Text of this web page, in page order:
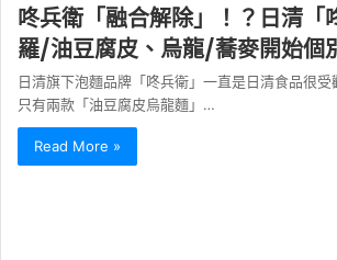
咚兵衛「融合解除」！？日清「
羅/油豆腐皮、烏龍/蕎麥開始個
日清旗下泡麵品牌「咚兵衛」一直是日清食品很
只有兩款「油豆腐皮烏龍麵」…
Read More »